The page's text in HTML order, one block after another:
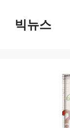
빅뉴스